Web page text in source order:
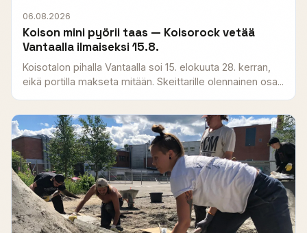
06.08.2026
Koison mini pyörii taas — Koisorock vetää
Vantaalla ilmaiseksi 15.8.
Koisotalon pihalla Vantaalla soi 15. elokuuta 28. kerran,
eikä portilla makseta mitään. Skeittarille olennainen osa...